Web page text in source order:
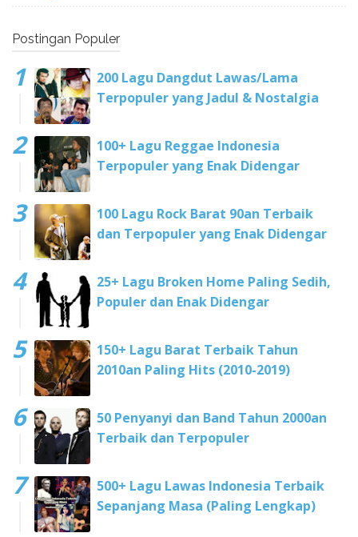
Postingan Populer
200 Lagu Dangdut Lawas/Lama
Terpopuler yang Jadul & Nostalgia
100+ Lagu Reggae Indonesia
Terpopuler yang Enak Didengar
100 Lagu Rock Barat 90an Terbaik
dan Terpopuler yang Enak Didengar
25+ Lagu Broken Home Paling Sedih,
Populer dan Enak Didengar
150+ Lagu Barat Terbaik Tahun
2010an Paling Hits (2010-2019)
50 Penyanyi dan Band Tahun 2000an
Terbaik dan Terpopuler
500+ Lagu Lawas Indonesia Terbaik
Sepanjang Masa (Paling Lengkap)